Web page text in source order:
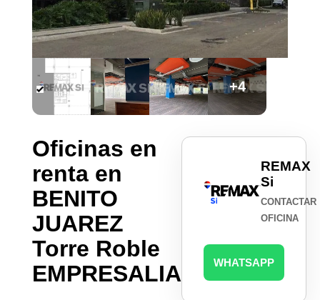
+4
Oficinas en
renta en
BENITO
JUAREZ
Torre Roble
EMPRESALIA
REMAX
Si
CONTACTAR
OFICINA
WHATSAPP